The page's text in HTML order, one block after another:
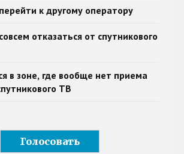
к другому оператору
отказаться от спутникового
в зоне, где вообще нет приема
ТВ